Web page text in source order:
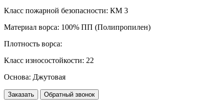
Класс пожарной безопасности: КМ 3
Материал ворса: 100% ПП (Полипропилен)
Плотность ворса:
Класс износостойкости: 22
Основа: Джутовая
Заказать Обратный звонок